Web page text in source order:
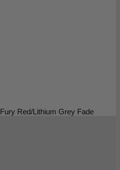
Fury Red/Lithium Grey Fade